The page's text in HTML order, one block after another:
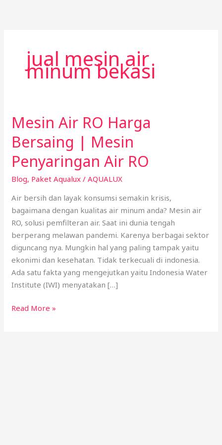
jual mesin air
minum bekasi
Mesin Air RO Harga
Bersaing | Mesin
Penyaringan Air RO
Blog, Paket Aqualux /AQUALUX
Air bersih dan layak konsumsi semakin krisis,
bagaimana dengan kualitas air minum anda? Mesin air
RO, solusi pemfilteran air. Saat ini dunia tengah
berperang melawan pandemi. Karenya berbagai sektor
diguncang nya. Mungkin hal yang paling tampak yaitu
ekonimi dan kesehatan. Tidak terkecuali di indonesia.
Ada satu fakta yang mengejutkan yaitu Indonesia Water
Institute (IWI) menyatakan […]
Mesin
Air
RO
Harga
Bersaing
|
Air
RO
Read More »